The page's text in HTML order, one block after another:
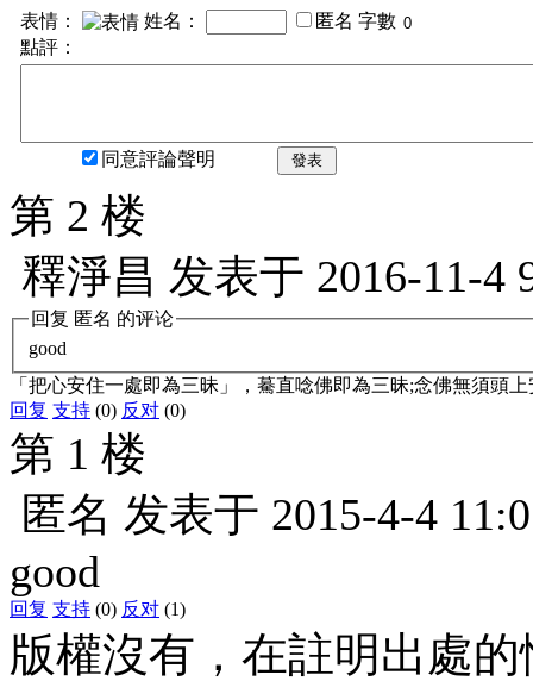
表情： 姓名： 匿名 字數
點評：
同意評論聲明 發表
第 2 楼
釋淨昌 发表于 2016-11-4
回复 匿名 的评论
good
「把心安住一處即為三昧」，驀直唸佛即為三昧;念佛無須頭
回复 支持 (0) 反对 (0)
第 1 楼
匿名 发表于 2015-4-4
good
回复 支持 (0) 反对 (1)
版權沒有，在註明出處